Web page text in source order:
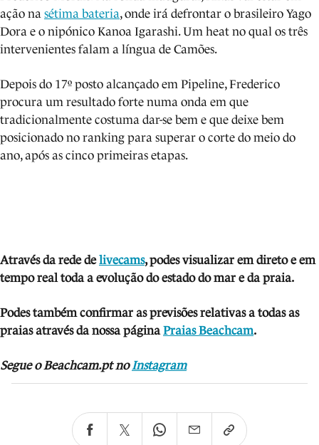
ação na sétima bateria, onde irá defrontar o brasileiro Yago
Dora e o nipónico Kanoa Igarashi. Um heat no qual os três
intervenientes falam a língua de Camões.
Depois do 17º posto alcançado em Pipeline, Frederico
procura um resultado forte numa onda em que
tradicionalmente costuma dar-se bem e que deixe bem
posicionado no ranking para superar o corte do meio do
ano, após as cinco primeiras etapas.
Através da rede delivecams, podes visualizar em direto e em
tempo real toda a evolução do estado do mar e da praia.
Podes também confirmar as previsões relativas a todas as
praias através da nossa páginaPraias Beachcam.
Segue o Beachcam.pt no Instagram